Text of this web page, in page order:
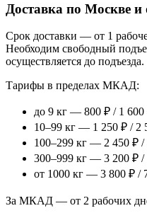
Доставка по Москве и
Срок доставки — от 1
Необходим свободный
осуществляется до подъезда.
Тарифы в пределах МКАД:
до 9 кг — 800 ₽ / 1 600
10–99 кг — 1 250 ₽ / 2
100–299 кг — 2 450 ₽ /
300–999 кг — 3 200 ₽ /
от 1000 кг — 3 800 ₽ /
За МКАД — от 2 рабочих